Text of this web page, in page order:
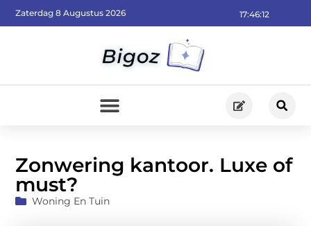
17:46:14
Zaterdag 8 Augustus 2026
Zonwering kantoor. Luxe of
must?
Woning En Tuin